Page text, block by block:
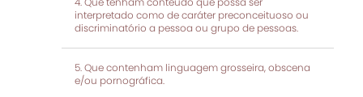
interpretado como de caráter preconceituoso ou
discriminatório a pessoa ou grupo de pessoas.
Que contenham linguagem grosseira, obscena
e/ou pornográfica.